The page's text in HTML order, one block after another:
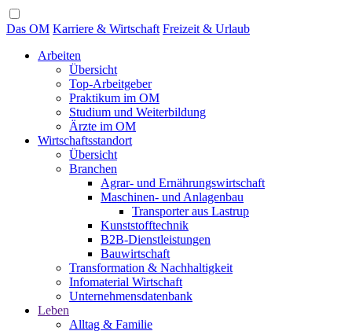
Das OM Karriere & Wirtschaft Freizeit & Urlaub
Arbeiten
Übersicht
Top-Arbeitgeber
Praktikum im OM
Studium und Weiterbildung
Ärzte im OM
Wirtschaftsstandort
Übersicht
Branchen
Agrar- und Ernährungswirtschaft
Maschinen- und Anlagenbau
Transporter aus Lastrup
Kunststofftechnik
B2B-Dienstleistungen
Bauwirtschaft
Transformation & Nachhaltigkeit
Infomaterial Wirtschaft
Unternehmensdatenbank
Leben
Alltag & Familie